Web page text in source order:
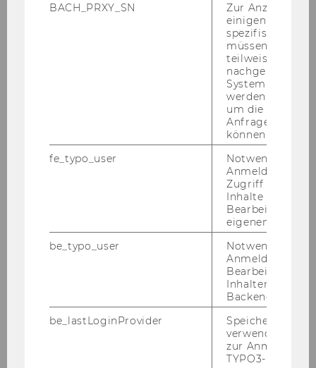
Thomas Reutterer
Strategy and Innovation
Welthandel
Öffentliches Recht und
Claus Staringer
BACH_PRXY_SN
Zur Anzeige von
einigen WU-
spezifischen
müssen
teilweise von
nachgelagerten
System
werden.
um die Antwort
Anfrage
können.
fe_typo_user
Notwendig für
Anmeldung und
Zugriff auf
Inhalte oder zur
Bearbeitung des
eigenen Profils.
be_typo_user
Notwendig für
Anmeldung und
Bearbeitung von
Inhalten im
Backend.
be_lastLoginProvider
Speichert die
verwendete
zur Anmeldung
TYPO3-Backend.